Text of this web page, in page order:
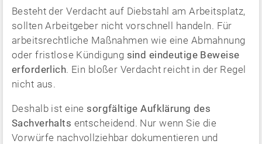
Besteht der Verdacht auf Diebstahl am Arbeitsplatz,
sollten Arbeitgeber nicht vorschnell handeln. Für
arbeitsrechtliche Maßnahmen wie eine Abmahnung
oder fristlose Kündigung sind eindeutige Beweise
erforderlich. Ein bloßer Verdacht reicht in der Regel
nicht aus.
Deshalb ist einesorgfältige Aufklärung des
Sachverhalts entscheidend. Nur wenn Sie die
Vorwürfe nachvollziehbar dokumentieren und